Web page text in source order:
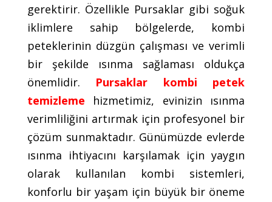
gerektirir. Özellikle Pursaklar gibi soğuk
iklimlere sahip bölgelerde, kombi
peteklerinin düzgün çalışması ve verimli
bir şekilde ısınma sağlaması oldukça
önemlidir. Pursaklar kombi petek
temizleme hizmetimiz, evinizin ısınma
verimliliğini artırmak için profesyonel bir
çözüm sunmaktadır. Günümüzde evlerde
ısınma ihtiyacını karşılamak için yaygın
olarak kullanılan kombi sistemleri,
konforlu bir yaşam için büyük bir öneme